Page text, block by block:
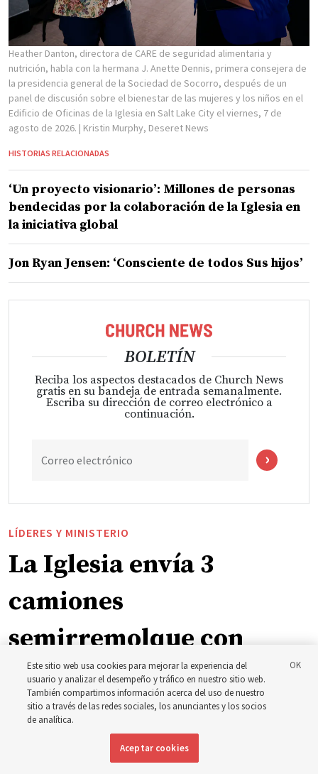
Heather Danton, directora de CARE de seguridad alimentaria y
nutrición, habla con la hermana J. Anette Dennis, primera consejera de
la presidencia general de la Sociedad de Socorro, después de un
panel de discusión sobre el bienestar de las mujeres y los niños en el
Edificio de Oficinas de la Iglesia en Salt Lake City el viernes, 7 de
agosto de 2026. | Kristin Murphy, Deseret News
HISTORIAS RELACIONADAS
‘Un proyecto visionario’: Millones de personas
bendecidas por la colaboración de la Iglesia en
la iniciativa global
Jon Ryan Jensen: ‘Consciente de todos Sus hijos’
BOLETÍN
Reciba los aspectos destacados de Church News
gratis en su bandeja de entrada semanalmente.
Escriba su dirección de correo electrónico a
continuación.
Correo electrónico
LÍDERES Y MINISTERIO
La Iglesia envía 3
camiones
semirremolque con
suministros al este del
estado de Washington
para ayudar a las
Este sitio web usa cookies para mejorar la experiencia del
usuario y analizar el desempeño y tráfico en nuestro sitio web.
También compartimos información acerca del uso de nuestro
sitio a través de las redes sociales, los anunciantes y los socios
de analítica.
Aceptar cookies